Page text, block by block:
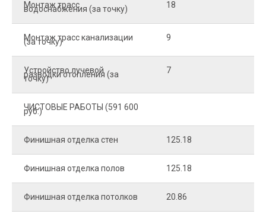
Монтаж трасс
водоснабжения (за точку) 18
Монтаж трасс канализации
(за точку) 9
Устройство лучевой
разводки отопления (за
точку)
7
ЧИСТОВЫЕ РАБОТЫ (591 600
руб.)
Финишная отделка стен 125.18
Финишная отделка полов 125.18
Финишная отделка потолков 20.86